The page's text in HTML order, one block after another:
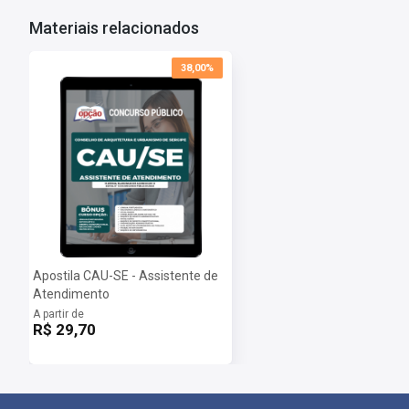
De 22/10 a 05/12
Salário:R$ 1.947,87
R$ 62,00
Provas:16/01/2022
Organizadora:
Iades
Dúvidas Frequentes:
Posso imprimir a apostila digital?
Sim, basta você fazer o download e imprimir.
Quando poderei acessar minha apostila digital?
Assim que o pagamento for confirmado, você receberá um e-
Importante: caso a apostila esteja em PRÉ-VENDA o arquivo
Materiais relacionados
38,00%
Apostila CAU-SE - Assistente de
Atendimento
A partir de
R$ 29,70